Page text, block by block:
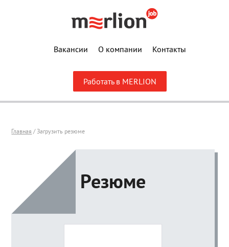
Вакансии О компании Контакты
Работать в MERLION
Главная / Загрузить резюме
Резюме